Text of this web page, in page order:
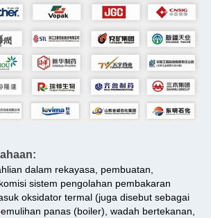
dalam rekayasa, pembuatan,
sistem pengolahan pembakaran
oksidator termal (juga disebut sebagai
panas (boiler), wadah bertekanan,